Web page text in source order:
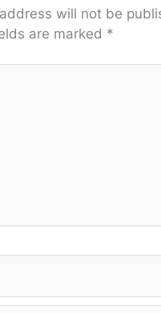
will not be
are marked *